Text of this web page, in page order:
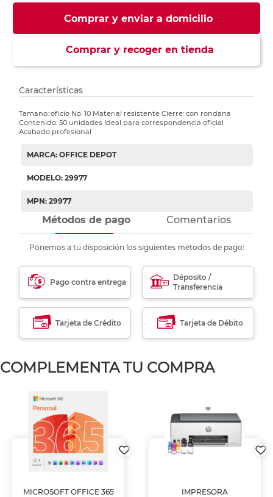
Comprar y enviar a domicilio
Comprar y recoger en tienda
Características
Tamano: oficio No. 10 Material resistente Cierre: con rondana
Contenido: 50 unidades Ideal para correspondencia oficial
Acabado profesional
MARCA: OFFICE DEPOT
MODELO: 29977
MPN: 29977
Métodos de pago Comentarios
Ponemos a tu disposición los siguientes métodos de pago:
Pago contra entrega
Déposito /
Transferencia
Tarjeta de Crédito Tarjeta de Débito
COMPLEMENTA TU COMPRA
MICROSOFT OFFICE 365
IMPRESORA